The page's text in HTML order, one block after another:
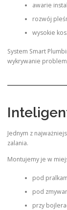
awarie
rozwój
wysokie
System Smart
wykrywanie
Jednym z
zalania.
Montujemy je w
pod
pod
przy